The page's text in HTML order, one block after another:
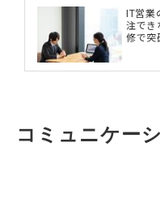
IT営業
注で
修で突
コミュニケー